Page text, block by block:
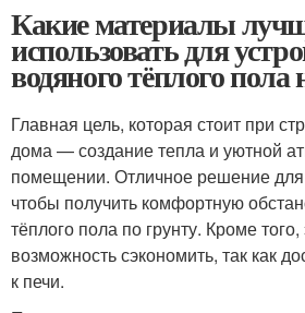
Какие материалы
использовать для
водяного тёплого пола
Главная цель, которая стоит при
дома — создание тепла и уютной
помещении. Отличное решение
чтобы получить комфортную
тёплого пола по грунту. Кроме
возможность сэкономить, так как
к печи.